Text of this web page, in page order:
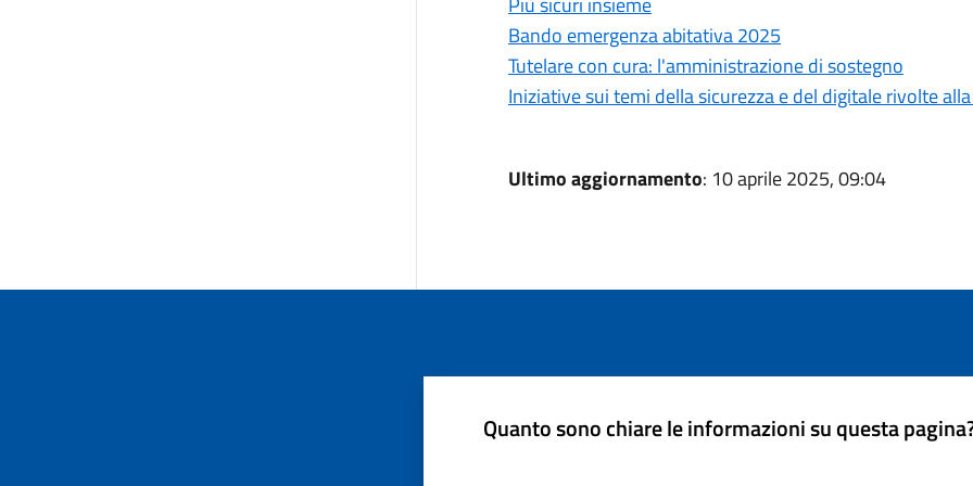
Bando emergenza abitativa 2025
Tutelare con cura: l'amministrazione di sostegno
Iniziative sui temi della sicurezza e del digitale rivolte
Ultimo aggiornamento: 10 aprile 2025, 09:04
Quanto sono chiare le informazioni su questa